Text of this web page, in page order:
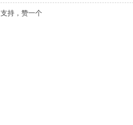
支持，赞一个